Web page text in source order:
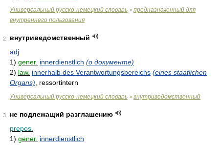
Универсальный русско-немецкий словарь > предназначенный для
внутреннего пользования
2
внутриведомственный
adj
1) gener. innerdienstlich (о документе)
2) law. innerhalb des Verantwortungsbereichs (eines staatlichen
Organs) , ressortintern
Универсальный русско-немецкий словарь > внутриведомственный
3
не подлежащий разглашению
prepos.
1) gener. innerdienstlich